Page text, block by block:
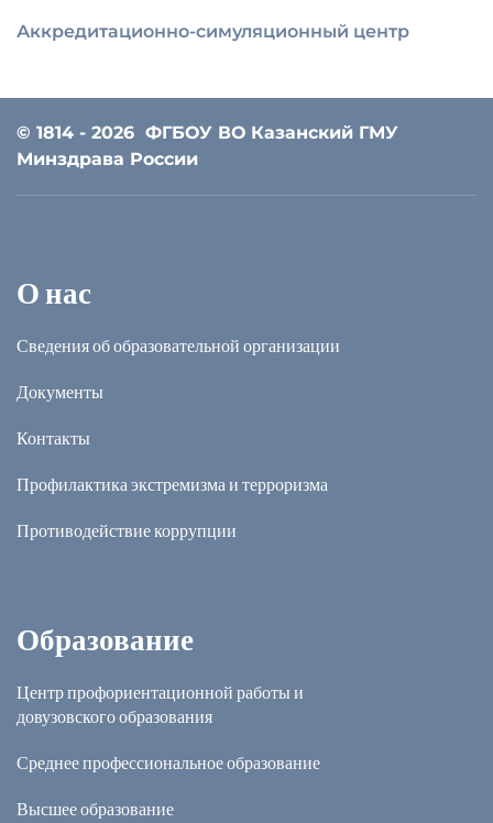
Аккредитационно-симуляционный центр
© 1814 - 2026 ФГБОУ ВО Казанский ГМУ
Минздрава России
О нас
Сведения об образовательной организации
Документы
Контакты
Профилактика экстремизма и терроризма
Противодействие коррупции
Образование
Центр профориентационной работы и
довузовского образования
Среднее профессиональное образование
Высшее образование